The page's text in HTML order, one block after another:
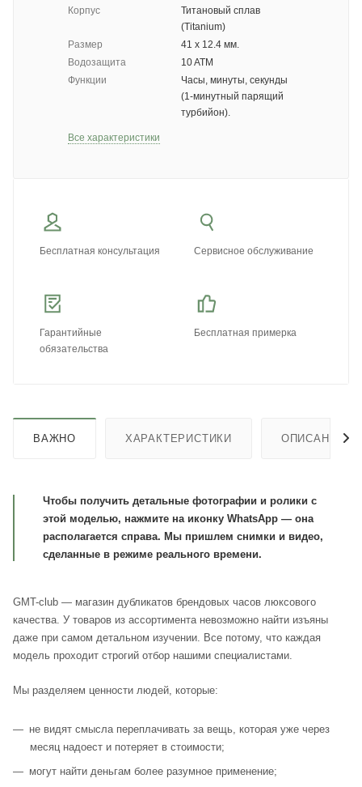
Корпус
Титановый сплав
(Titanium)
Размер
41 х 12.4 мм.
Водозащита
10 ATM
Функции
Часы, минуты, секунды
(1-минутный парящий
турбийон).
Все характеристики
Бесплатная консультация Сервисное обслуживание
Гарантийные
обязательства
Бесплатная примерка
ВАЖНО ХАРАКТЕРИСТИКИ ОПИСАНИЕ
Чтобы получить детальные фотографии и ролики с
этой моделью, нажмите на иконку WhatsApp — она
располагается справа. Мы пришлем снимки и видео,
сделанные в режиме реального времени.
GMT-club — магазин дубликатов брендовых часов люксового
качества. У товаров из ассортимента невозможно найти изъяны
даже при самом детальном изучении. Все потому, что каждая
модель проходит строгий отбор нашими специалистами.
Мы разделяем ценности людей, которые:
не видят смысла переплачивать за вещь, которая уже через
месяц надоест и потеряет в стоимости;
могут найти деньгам более разумное применение;